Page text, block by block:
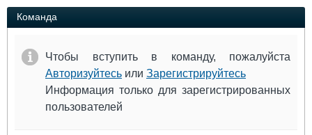
Команда
Чтобы вступить в команду, пожалуйста
Авторизуйтесь или Зарегистрируйтесь
Информация только для зарегистрированных
пользователей